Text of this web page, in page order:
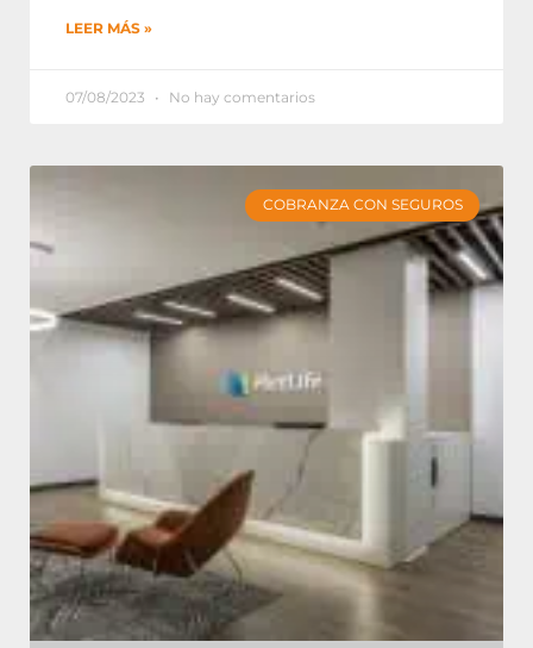
LEER MÁS »
07/08/2023 No hay comentarios
COBRANZA CON SEGUROS